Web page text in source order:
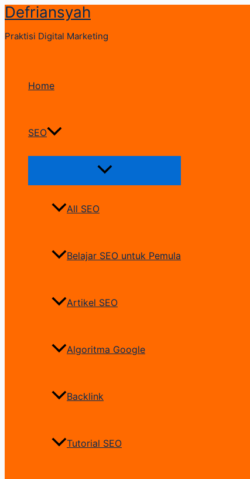
Skip
content
Defriansyah
Praktisi Digital Marketing
Home
SEO
Menu
All SEO
Belajar SEO untuk Pemula
Artikel SEO
Algoritma Google
Backlink
Tutorial SEO